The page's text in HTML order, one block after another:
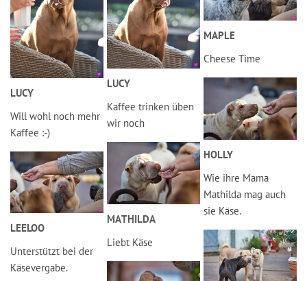
LUCY
Will wohl noch mehr
Kaffee :-)
LEELOO
Unterstützt bei der
Käsevergabe.
LUCY
Kaffee trinken üben
wir noch
MATHILDA
Liebt Käse
MAPLE
Cheese Time
HOLLY
Wie ihre Mama
Mathilda mag auch
sie Käse.